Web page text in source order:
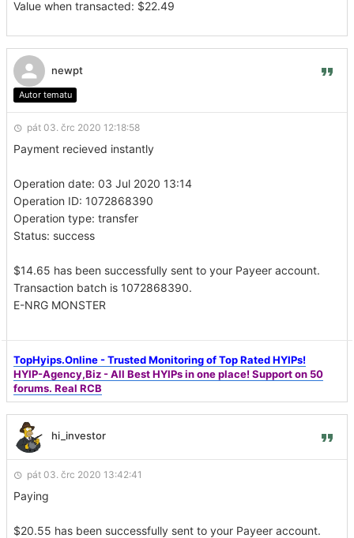
Value when transacted: $22.49
newpt
Autor tematu
pát 03. črc 2020 12:18:58
Payment recieved instantly
Operation date: 03 Jul 2020 13:14
Operation ID: 1072868390
Operation type: transfer
Status: success
$14.65 has been successfully sent to your Payeer account.
Transaction batch is 1072868390.
E-NRG MONSTER
TopHyips.Online - Trusted Monitoring of Top Rated HYIPs!
HYIP-Agency,Biz - All Best HYIPs in one place! Support on 50
forums. Real RCB
hi_investor
pát 03. črc 2020 13:42:41
Paying
$20.55 has been successfully sent to your Payeer account.